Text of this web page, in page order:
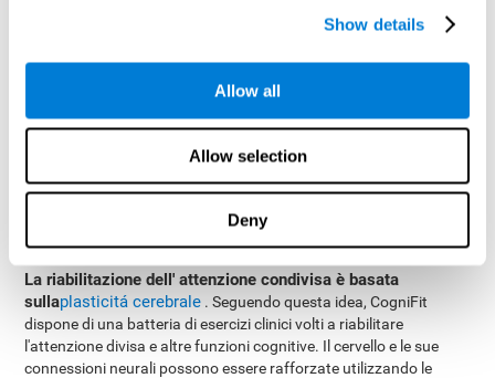
Show details
Allow all
Allow selection
Deny
Come riabilitare o migliorare l'
attenzione condivisa?
L' attenzione condivisa, come le altre abilità cognitive si possono
imparare, allenare e migliorare. In CogniFit offriamo la possibilità
di farlo professionalmente. Grazie alla pratica, siamo in grado di
accelerare la velocità di oscillazioni della nostra attenzione,
allo stesso tempo e aumentare la capacità di elaborare le
informazioni, anche quando ilcompito è difficile.
La riabilitazione dell' attenzione condivisa è basata
sullaplasticitá cerebrale . Seguendo questa idea, CogniFit
dispone di una batteria di esercizi clinici volti a riabilitare
l'attenzione divisa e altre funzioni cognitive. Il cervello e le sue
connessioni neurali possono essere rafforzate utilizzando le